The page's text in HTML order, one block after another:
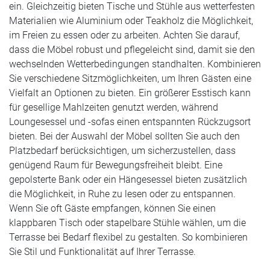
ein. Gleichzeitig bieten Tische und Stühle aus wetterfesten
Materialien wie Aluminium oder Teakholz die Möglichkeit,
im Freien zu essen oder zu arbeiten. Achten Sie darauf,
dass die Möbel robust und pflegeleicht sind, damit sie den
wechselnden Wetterbedingungen standhalten. Kombinieren
Sie verschiedene Sitzmöglichkeiten, um Ihren Gästen eine
Vielfalt an Optionen zu bieten. Ein größerer Esstisch kann
für gesellige Mahlzeiten genutzt werden, während
Loungesessel und -sofas einen entspannten Rückzugsort
bieten. Bei der Auswahl der Möbel sollten Sie auch den
Platzbedarf berücksichtigen, um sicherzustellen, dass
genügend Raum für Bewegungsfreiheit bleibt. Eine
gepolsterte Bank oder ein Hängesessel bieten zusätzlich
die Möglichkeit, in Ruhe zu lesen oder zu entspannen.
Wenn Sie oft Gäste empfangen, können Sie einen
klappbaren Tisch oder stapelbare Stühle wählen, um die
Terrasse bei Bedarf flexibel zu gestalten. So kombinieren
Sie Stil und Funktionalität auf Ihrer Terrasse.